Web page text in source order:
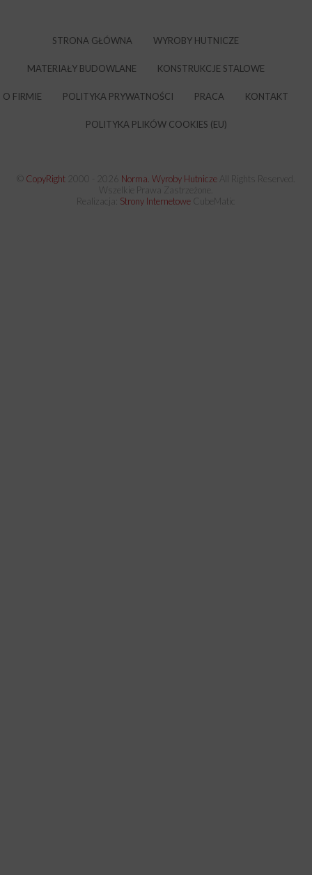
STRONA GŁÓWNA WYROBY HUTNICZE
MATERIAŁY BUDOWLANE KONSTRUKCJE STALOWE
O FIRMIE POLITYKA PRYWATNOŚCI PRACA KONTAKT
POLITYKA PLIKÓW COOKIES (EU)
CopyRight 2026 Norma. Wyroby Hutnicze All Rights Reserved.
Wszelkie Prawa Zastrzeżone.
Realizacja: Strony Internetowe CubeMatic